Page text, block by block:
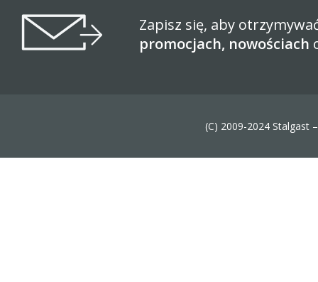
Zapisz się, aby
promocjach, nowościach
(C) 2009-2024 Stalgast